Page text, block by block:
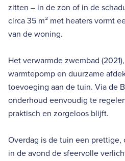
zitten – in de zon of in de
circa 35 m² met heaters vormt
van de woning.
Het verwarmde zwembad
warmtepomp en duurzame
toevoeging aan de tuin. Via de
onderhoud eenvoudig te
praktisch en zorgeloos blijft.
Overdag is de tuin een
in de avond de sfeervolle